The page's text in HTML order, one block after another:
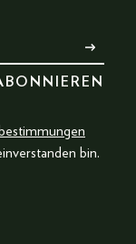
bin.